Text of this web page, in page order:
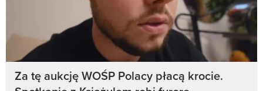
Za tę aukcję WOŚP Polacy płacą krocie.